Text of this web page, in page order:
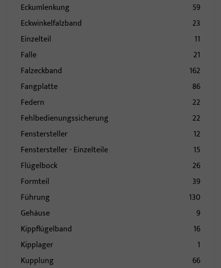
Eckumlenkung
59
Eckwinkelfalzband
23
Einzelteil
11
Falle
21
Falzeckband
162
Fangplatte
86
Federn
22
Fehlbedienungssicherung
22
Fenstersteller
12
Fenstersteller - Einzelteile
15
Flügelbock
26
Formteil
39
Führung
130
Gehäuse
9
Kippflügelband
16
Kipplager
1
Kupplung
66